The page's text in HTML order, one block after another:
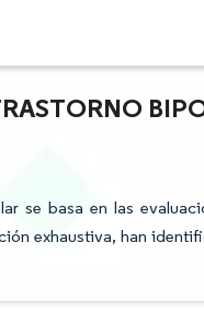
se basa en las
exhaustiva, han